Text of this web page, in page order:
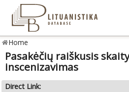
Home
Pasakėčių raiškusis
inscenizavimas
Direct Link: